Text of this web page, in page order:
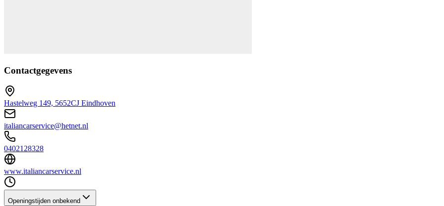
Contactgegevens
Hastelweg 149, 5652CJ Eindhoven
italiancarservice@hetnet.nl
0402128328
www.italiancarservice.nl
Openingstijden onbekend